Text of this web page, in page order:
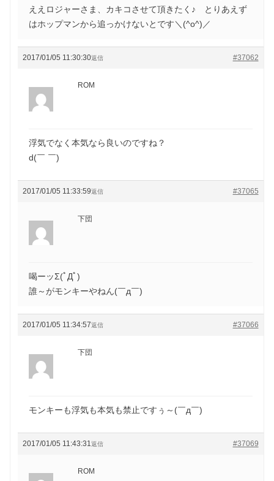
ええロジャーさま、カキコさせて頂きたく♪ とりあえず
はホップマンから追っかけないとです＼(^o^)／
2017/01/05 11:30:30 #37062
返信
ROM
浮気でなく本気なら良いのですね？
d(￣ ￣)
2017/01/05 11:33:59 #37065
返信
下団
喝ーッΣ(ﾟДﾟ)
誰～がモンキーやねん(￣д￣)
2017/01/05 11:34:57 #37066
返信
下団
モンキーも浮気も本気も禁止ですぅ～(￣д￣)
2017/01/05 11:43:31 #37069
返信
ROM